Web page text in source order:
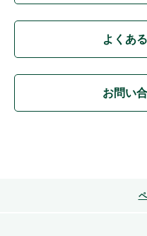
よくあ
お問い